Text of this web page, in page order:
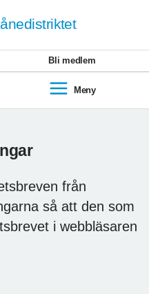
Bli medlem
Meny
från
så att den som
i webbläsaren